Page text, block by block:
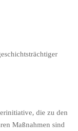
die zu den
Maßnahmen sind